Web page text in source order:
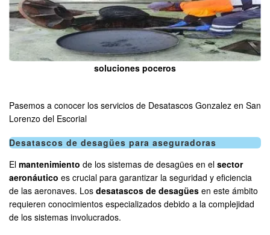
soluciones poceros
Pasemos a conocer los servicios de Desatascos Gonzalez en San
Lorenzo del Escorial
Desatascos de desagües para aseguradoras
El mantenimiento de los sistemas de desagües en el sector
aeronáutico es crucial para garantizar la seguridad y eficiencia
de las aeronaves. Los desatascos de desagües en este ámbito
requieren conocimientos especializados debido a la complejidad
de los sistemas involucrados.